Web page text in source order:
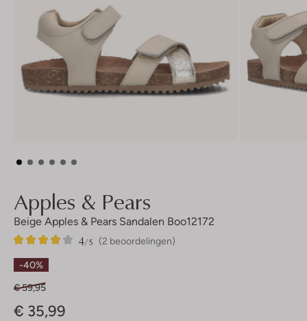
Apples & Pears
Beige Apples & Pears Sandalen Boo12172
(2 beoordelingen)
4/5
2
4
Sterren
-40%
€ 59,95
€ 35,99